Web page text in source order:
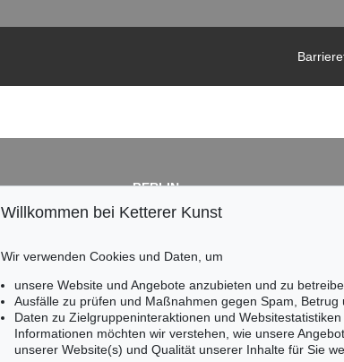
BERLIN
Dr. Simone Wiechers
Tel.: +49 (0)30 88 67 53-63
Fax: +49 (0)30 88 67 56-43
infoberlin@kettererkunst.de
Willkommen bei Ketterer Kunst
Wir verwenden Cookies und Daten, um
unsere Website und Angebote anzubieten und zu
Ausfälle zu prüfen und Maßnahmen gegen Spam,
Daten zu Zielgruppeninteraktionen und
Informationen möchten wir verstehen, wie unsere
unserer Website(s) und Qualität unserer Inhalte für Sie